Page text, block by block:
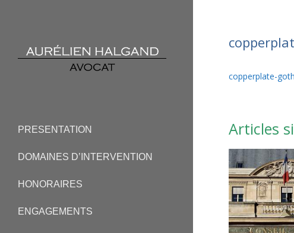
PRESENTATION
DOMAINES D’INTERVENTION
HONORAIRES
ENGAGEMENTS
copperplate-
Articles